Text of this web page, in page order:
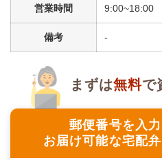
営業時間 9:00~18:00
備考 -
郵便番号を入
お届け可能な宅配
まずは無料で